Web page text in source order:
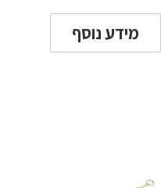
מידע נוסף